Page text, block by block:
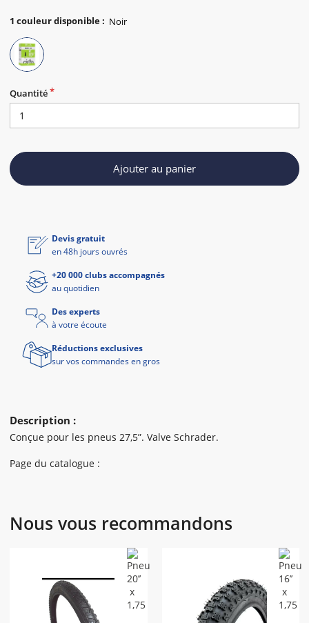
1 couleur disponible:
Quantité
Ajouter au panier
Description :
Conçue pour les pneus 27,5”. Valve Schrader.
Page du catalogue :
Devis gratuit
en 48h jours ouvrés
+20 000 clubs accompagnés
au quotidien
Des experts
à votre écoute
Réductions exclusives
sur vos commandes en gros
Nous vous recommandons